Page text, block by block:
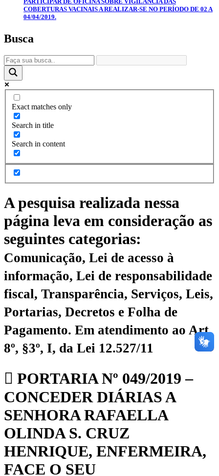
COBERTURAS VACINAIS A REALIZAR-SE NO PERÍODO DE 02 A
04/04/2019.
Busca
Exact matches only
Search in title
Search in content
A pesquisa realizada nessa
página leva em consideração as
seguintes categorias:
Comunicação, Lei de acesso à
informação, Lei de responsabilidade
fiscal, Transparência, Serviços, Leis,
Portarias, Decretos e Folha de
Pagamento. Em atendimento ao Art.
8º, §3º, I, da Lei 12.527/11
PORTARIA Nº 049/2019 –
CONCEDER DIÁRIAS A
SENHORA RAFAELLA
OLINDA S. CRUZ
HENRIQUE, ENFERMEIRA,
FACE O SEU